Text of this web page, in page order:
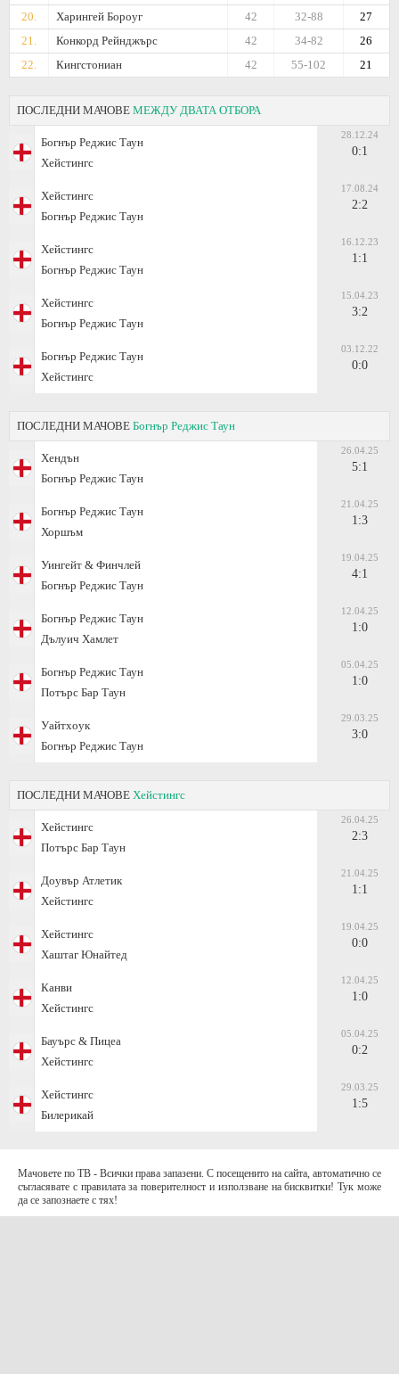
20.
Харингей Бороуг 27
32-88
42
21.
Конкорд Рейнджърс 26
34-82
42
22.
Кингстониан 21
55-102
42
ПОСЛЕДНИ МАЧОВЕ МЕЖДУ ДВАТА ОТБОРА
Богнър Реджис Таун
Хейстингс
28.12.24
0:1
Хейстингс
Богнър Реджис Таун
17.08.24
2:2
Хейстингс
Богнър Реджис Таун
16.12.23
1:1
Хейстингс
Богнър Реджис Таун
15.04.23
3:2
Богнър Реджис Таун
Хейстингс
03.12.22
0:0
ПОСЛЕДНИ МАЧОВЕ Богнър Реджис Таун
Хендън
Богнър Реджис Таун
26.04.25
5:1
Богнър Реджис Таун
Хоршъм
21.04.25
1:3
Уингейт & Финчлей
Богнър Реджис Таун
19.04.25
4:1
Богнър Реджис Таун
Дълуич Хамлет
12.04.25
1:0
Богнър Реджис Таун
Потърс Бар Таун
05.04.25
1:0
Уайтхоук
Богнър Реджис Таун
29.03.25
3:0
ПОСЛЕДНИ МАЧОВЕ Хейстингс
Хейстингс
Потърс Бар Таун
26.04.25
2:3
Доувър Атлетик
Хейстингс
21.04.25
1:1
Хейстингс
Хаштаг Юнайтед
19.04.25
0:0
Канви
Хейстингс
12.04.25
1:0
Бауърс & Пицеа
Хейстингс
05.04.25
0:2
Хейстингс
Билерикай
29.03.25
1:5
Мачовете по ТВ - Всички права запазени. С посещенито на сайта, автоматично се
съгласявате с правилата за поверителност и използване на бисквитки! Тук може
да се запознаете с тях!